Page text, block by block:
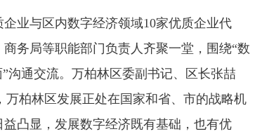
业与区内数字经济领域10家优质企业代
务局等职能部门负责人齐聚一堂，围绕“数
沟通交流。万柏林区委副书记、区长张喆
万柏林区发展正处在国家和省、市的战略机
凸显，发展数字经济既有基础，也有优